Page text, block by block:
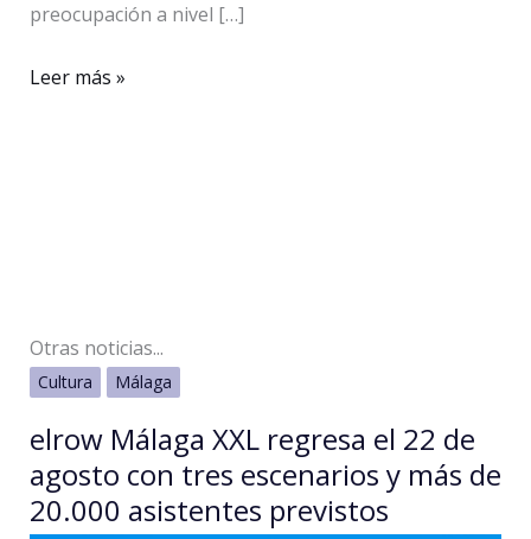
preocupación a nivel […]
El
Nlang,
arrestado
orden
judicial
y
Leer más »
Otras noticias...
Cultura Málaga
elrow Málaga XXL regresa el 22 de
agosto con tres escenarios y más de
20.000 asistentes previstos